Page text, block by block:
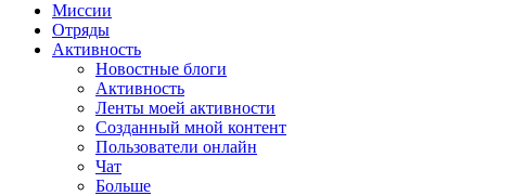
Миссии
Отряды
Активность
Новостные блоги
Активность
Ленты моей активности
Созданный мной контент
Пользователи онлайн
Чат
Больше